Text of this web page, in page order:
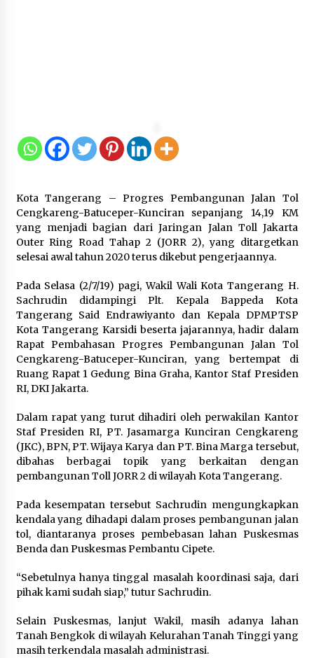
Pengabdiannya Masih Dirasakan
Masyarakat
Respons Cepat Aduan Warga, Wali
Kota Serang Bantu Bedah Rumah
Roboh Korban Bencana, Salurkan
Bantuan Rp30 Juta
Wali Kota Serang Budi Rustandi
Berikan Penghargaan kepada
Pemenang Sayembara Logo HUT ke-
19 Kota Serang
5 Agustus 2026
Polres Cilegon Gelar Apel
Kesiapsiagaan Hadapi Ancaman
Kebakaran Akibat Fenomena El Niño
5 Agustus 2026
Pemkot Cilegon Sampaikan
Rancangan KUA PPAS 2027,
Pendapatan Ditarget Rp2,03 Triliun
Melalui Ikrar Napiter, Lapas Cilegon
Dorong Reintegrasi Sosial
Berlandaskan Nilai Kebangsaan
Kota Tangerang – Progres Pembangunan Jalan Tol
Cengkareng-Batuceper-Kunciran sepanjang 14,19 KM
yang menjadi bagian dari Jaringan Jalan Toll Jakarta
Outer Ring Road Tahap 2 (JORR 2), yang ditargetkan
selesai awal tahun 2020 terus dikebut pengerjaannya.
Pada Selasa (2/7/19) pagi, Wakil Wali Kota Tangerang H.
Sachrudin didampingi Plt. Kepala Bappeda Kota
Tangerang Said Endrawiyanto dan Kepala DPMPTSP
Kota Tangerang Karsidi beserta jajarannya, hadir dalam
Rapat Pembahasan Progres Pembangunan Jalan Tol
Cengkareng-Batuceper-Kunciran, yang bertempat di
Ruang Rapat 1 Gedung Bina Graha, Kantor Staf Presiden
RI, DKI Jakarta.
Dalam rapat yang turut dihadiri oleh perwakilan Kantor
Staf Presiden RI, PT. Jasamarga Kunciran Cengkareng
(JKC), BPN, PT. Wijaya Karya dan PT. Bina Marga tersebut,
dibahas berbagai topik yang berkaitan dengan
pembangunan Toll JORR 2 di wilayah Kota Tangerang.
Pada kesempatan tersebut Sachrudin mengungkapkan
kendala yang dihadapi dalam proses pembangunan jalan
tol, diantaranya proses pembebasan lahan Puskesmas
Benda dan Puskesmas Pembantu Cipete.
“Sebetulnya hanya tinggal masalah koordinasi saja, dari
pihak kami sudah siap,” tutur Sachrudin.
Selain Puskesmas, lanjut Wakil, masih adanya lahan
Tanah Bengkok di wilayah Kelurahan Tanah Tinggi yang
masih terkendala masalah administrasi.